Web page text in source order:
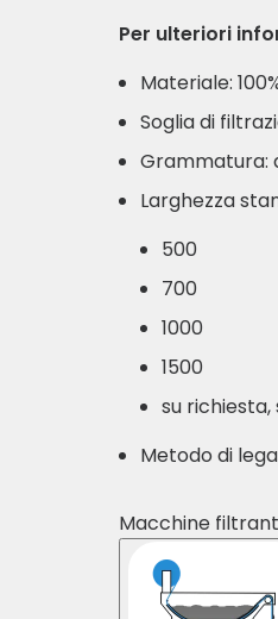
Per ulteriori
Materiale:
Soglia di
Grammatura:
Larghezza
500
700
1000
1500
su richiesta,
Metodo di
Macchine